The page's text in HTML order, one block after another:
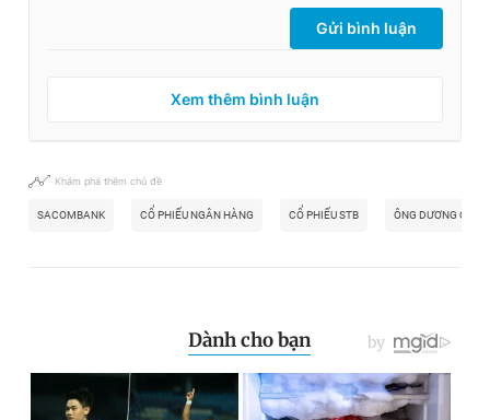
Gửi bình luận
Xem thêm bình luận
Khám phá thêm chủ đề
SACOMBANK CỔ PHIẾU NGÂN HÀNG CỔ PHIẾU STB ÔNG DƯƠNG